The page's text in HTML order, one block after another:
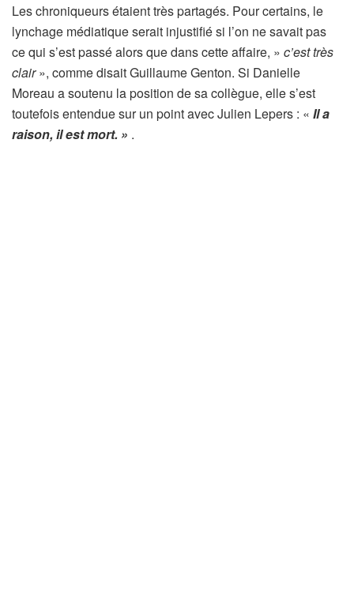
Les chroniqueurs étaient très partagés. Pour certains, le
lynchage médiatique serait injustifié si l’on ne savait pas
ce qui s’est passé alors que dans cette affaire, » c’est très
clair», comme disait Guillaume Genton. Si Danielle
Moreau a soutenu la position de sa collègue, elle s’est
toutefois entendue sur un point avec Julien Lepers : « Il a
raison, il est mort. » .